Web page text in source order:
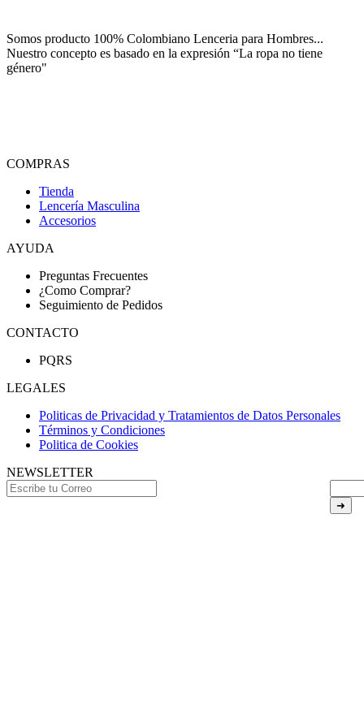
Somos producto 100% Colombiano Lenceria para Hombres...
Nuestro concepto es basado en la expresión “La ropa no tiene
género"
COMPRAS
Tienda
Lencería Masculina
Accesorios
AYUDA
Preguntas Frecuentes
¿Como Comprar?
Seguimiento de Pedidos
CONTACTO
PQRS
LEGALES
Politicas de Privacidad y Tratamientos de Datos Personales
Términos y Condiciones
Politica de Cookies
NEWSLETTER
➜